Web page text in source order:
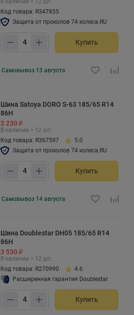
Код товара: R347855
Защита от проколов 74 колеса.RU
Купить
Самовывоз 13 августа
Шина Satoya DORO S-63 185/65 R14
86H
3 230 ₽
В наличии > 12 шт.
Код товара: R367597
5.0
Защита от проколов 74 колеса.RU
Купить
Самовывоз 14 августа
Шина Doublestar DH05 185/65 R14
86H
3 530 ₽
В наличии > 12 шт.
Код товара: R270990
4.6
Расширенная гарантия Doublestar
Купить